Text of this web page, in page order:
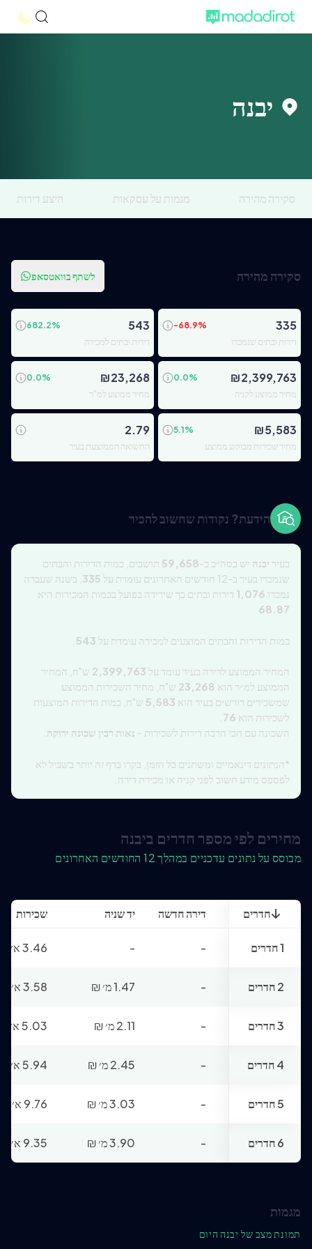
יבנה
סקירה מהירה מגמות על עסקאות היצע דירות
סקירה מהירה לשתף בוואטסאפ
335
-68.9%
דירות ובתים שנמכרו
543
682.2%
דירות ובתים למכירה
₪2,399,763
0.0%
מחיר ממוצע לקניה
₪23,268
0.0%
מחיר ממוצע למ"ר
₪5,583
5.1%
מחיר שכירות מבוקש ממוצע
2.79
התשואה הממוצעת בעיר
הידעת? נקודות שחשוב להכיר
בעיר יבנה יש בסה״כ כ-59,658 תושבים, כמות הדירות והבתים
שנמכרו בעיר ב-12 חודשים האחרונים עומדת על
335 , בשנה שעברה
נמכרו 1,076 דירות ובתים כך שירידה בפועל בכמות המכירות היא
68.87
כמות הדירות והבתים המוצעים למכירה עומדת על 543
המחיר הממוצע לדירה בעיר עומד על 2,399,763 ש"ח, המחיר
הממוצע למ״ר הוא 23,268 ש"ח, מחיר השכירות הממוצע
שמשכירים דורשים בעיר הוא 5,583 ש"ח, כמות הדירות המוצעות
לשכירות הוא 76
השכונה עם הכי הרבה דירות לשכירות - נאות רבין שכונה ירוקה
*הנתונים דינאמיים ומשתנים כל הזמן, בקרו בדף זה יותר בשביל לא
לפספס מידע חשוב לפני קניה או מכירת דירה.
מחירים לפי מספר חדרים ביבנה
מבוסס על נתונים עדכניים במהלך 12 החודשים האחרונים
חדרים דירה חדשה יד שניה שכירות
1 חדרים -
- 3.46 א׳
2 חדרים - 1.47 מ׳ ₪ 3.58 א׳
3 חדרים - 2.11 מ׳ ₪ 5.03 א׳
4 חדרים - 2.45 מ׳ ₪ 5.94 א׳
5 חדרים - 3.03 מ׳ ₪ 9.76 א׳
6 חדרים - 3.90 מ׳ ₪ 9.35 א׳
מגמות
תמונת מצב של יבנה היום